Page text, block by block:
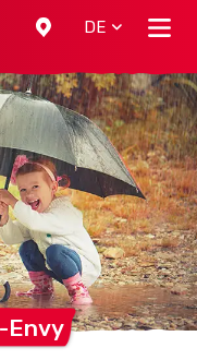
DE
Envy